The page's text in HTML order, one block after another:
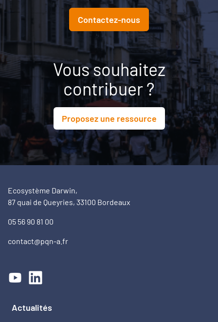
Contactez-nous
Vous souhaitez
contribuer ?
Proposez une ressource
Ecosystème Darwin,
87 quai de Queyries, 33100 Bordeaux
05 56 90 81 00
contact@pqn-a.fr
Actualités